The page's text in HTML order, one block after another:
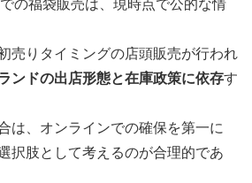
の福袋販売は、現時点で公的な情
売りタイミングの店頭販売が行われ
ンドの出店形態と在庫政策に依存す
は、オンラインでの確保を第一に
択肢として考えるのが合理的であ